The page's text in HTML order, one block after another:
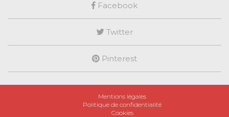
Facebook
Twitter
Pinterest
Mentions légales
Politique de confidentialité
Cookies